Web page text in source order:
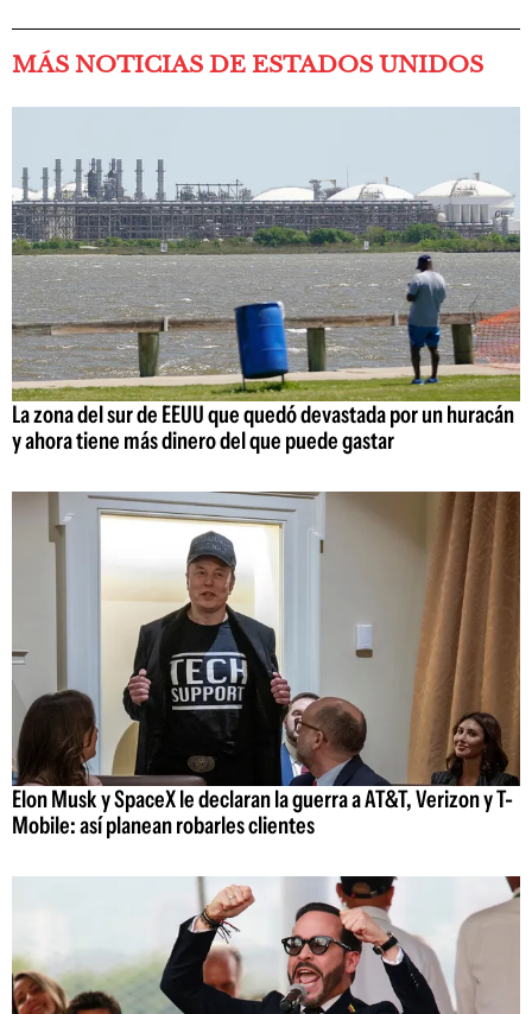
MÁS NOTICIAS DE ESTADOS UNIDOS
La zona del sur de EEUU que quedó devastada por un huracán
y ahora tiene más dinero del que puede gastar
Elon Musk y SpaceX le declaran la guerra a AT&T, Verizon y T-
Mobile: así planean robarles clientes